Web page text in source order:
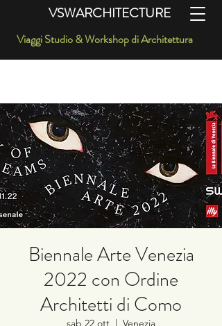
VSWARCHITECTURE
Viaggi Studio & Workshop di Architettura
Biennale Arte Venezia
2022 con Ordine
Architetti di Como
sab 22 ott
  |
Venezia